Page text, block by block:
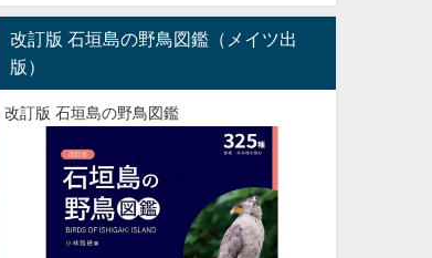
改訂版 石垣島の野鳥図鑑（メイツ出
版）
改訂版 石垣島の野鳥図鑑